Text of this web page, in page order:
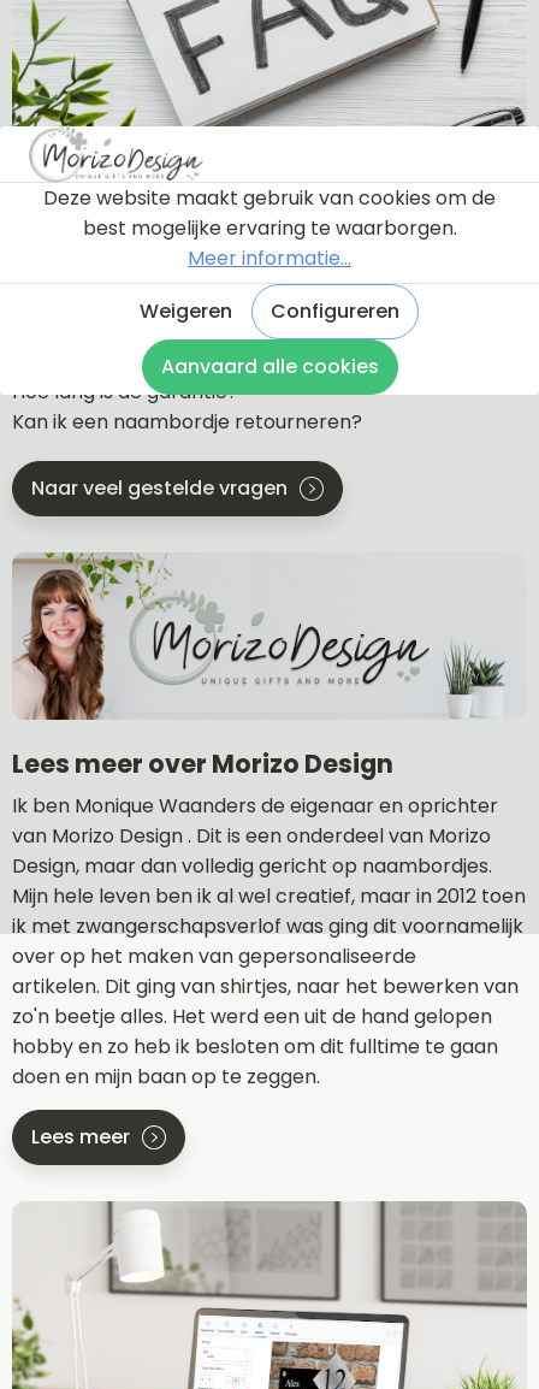
Veelgestelde vragen
Krijg ik eerst een proefdruk te zien?
Welke soorten bevestiging zijn er?
Wat is de levertijd?
Wat zijn de verzendkosten?
Hoe lang is de garantie?
Kan ik een naambordje retourneren?
Naar veel gestelde vragen
Lees meer over Morizo Design
Ik ben Monique Waanders de eigenaar en oprichter
van Morizo Design . Dit is een onderdeel van Morizo
Design, maar dan volledig gericht op naambordjes.
Mijn hele leven ben ik al wel creatief, maar in 2012 toen
ik met zwangerschapsverlof was ging dit voornamelijk
over op het maken van gepersonaliseerde
artikelen. Dit ging van shirtjes, naar het bewerken van
zo'n beetje alles. Het werd een uit de hand gelopen
hobby en zo heb ik besloten om dit fulltime te gaan
doen en mijn baan op te zeggen.
Lees meer
Deze website maakt gebruik van cookies om de
best mogelijke ervaring te waarborgen.
Meer informatie...
Weigeren
Configureren
Aanvaard alle cookies